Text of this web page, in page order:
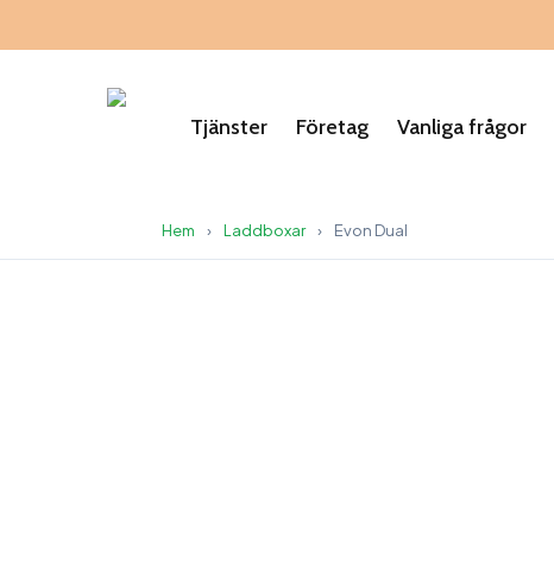
to
Tjänster Företag Vanliga frågor
Hem › Laddboxar › Evon Dual